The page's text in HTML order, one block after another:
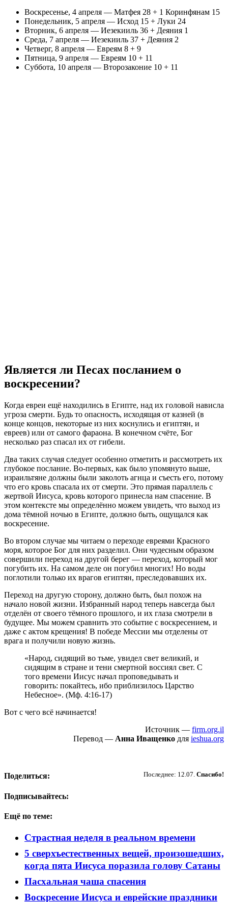
Воскресенье, 4 апреля — Матфея 28 + 1 Коринфянам 15
Понедельник, 5 апреля — Исход 15 + Луки 24
Вторник, 6 апреля — Иезекииль 36 + Деяния 1
Среда, 7 апреля — Иезекииль 37 + Деяния 2
Четверг, 8 апреля — Евреям 8 + 9
Пятница, 9 апреля — Евреям 10 + 11
Суббота, 10 апреля — Второзаконие 10 + 11
Является ли Песах посланием о
воскресении?
Когда евреи ещё находились в Египте, над их головой нависла
угроза смерти. Будь то опасность, исходящая от казней (в
конце концов, некоторые из них коснулись и египтян, и
евреев) или от самого фараона. В конечном счёте, Бог
несколько раз спасал их от гибели.
Два таких случая следует особенно отметить и рассмотреть их
глубокое послание. Во-первых, как было упомянуто выше,
израильтяне должны были заколоть агнца и съесть его, потому
что его кровь спасала их от смерти. Это прямая параллель с
жертвой Иисуса, кровь которого принесла нам спасение. В
этом контексте мы определённо можем увидеть, что выход из
дома тёмной ночью в Египте, должно быть, ощущался как
воскресение.
Во втором случае мы читаем о переходе евреями Красного
моря, которое Бог для них разделил. Они чудесным образом
совершили переход на другой берег — переход, который мог
погубить их. На самом деле он погубил многих! Но воды
поглотили только их врагов египтян, преследовавших их.
Переход на другую сторону, должно быть, был похож на
начало новой жизни. Избранный народ теперь навсегда был
отделён от своего тёмного прошлого, и их глаза смотрели в
будущее. Мы можем сравнить это событие с воскресением, и
даже с актом крещения! В победе Мессии мы отделены от
врага и получили новую жизнь.
«Народ, сидящий во тьме, увидел свет великий, и
сидящим в стране и тени смертной воссиял свет. С
того времени Иисус начал проповедывать и
говорить: покайтесь, ибо приблизилось Царство
Небесное». (Мф. 4:16-17)
Вот с чего всё начинается!
Источник — firm.org.il
Перевод — Анна Иващенко для ieshua.org
Последнее: 12.07. Спасибо!
Поделиться:
Подписывайтесь:
Ещё по теме:
Страстная неделя в реальном времени
5 сверхъестественных вещей, произошедших,
когда пята Иисуса поразила голову Сатаны
Пасхальная чаша спасения
Воскресение Иисуса и еврейские праздники